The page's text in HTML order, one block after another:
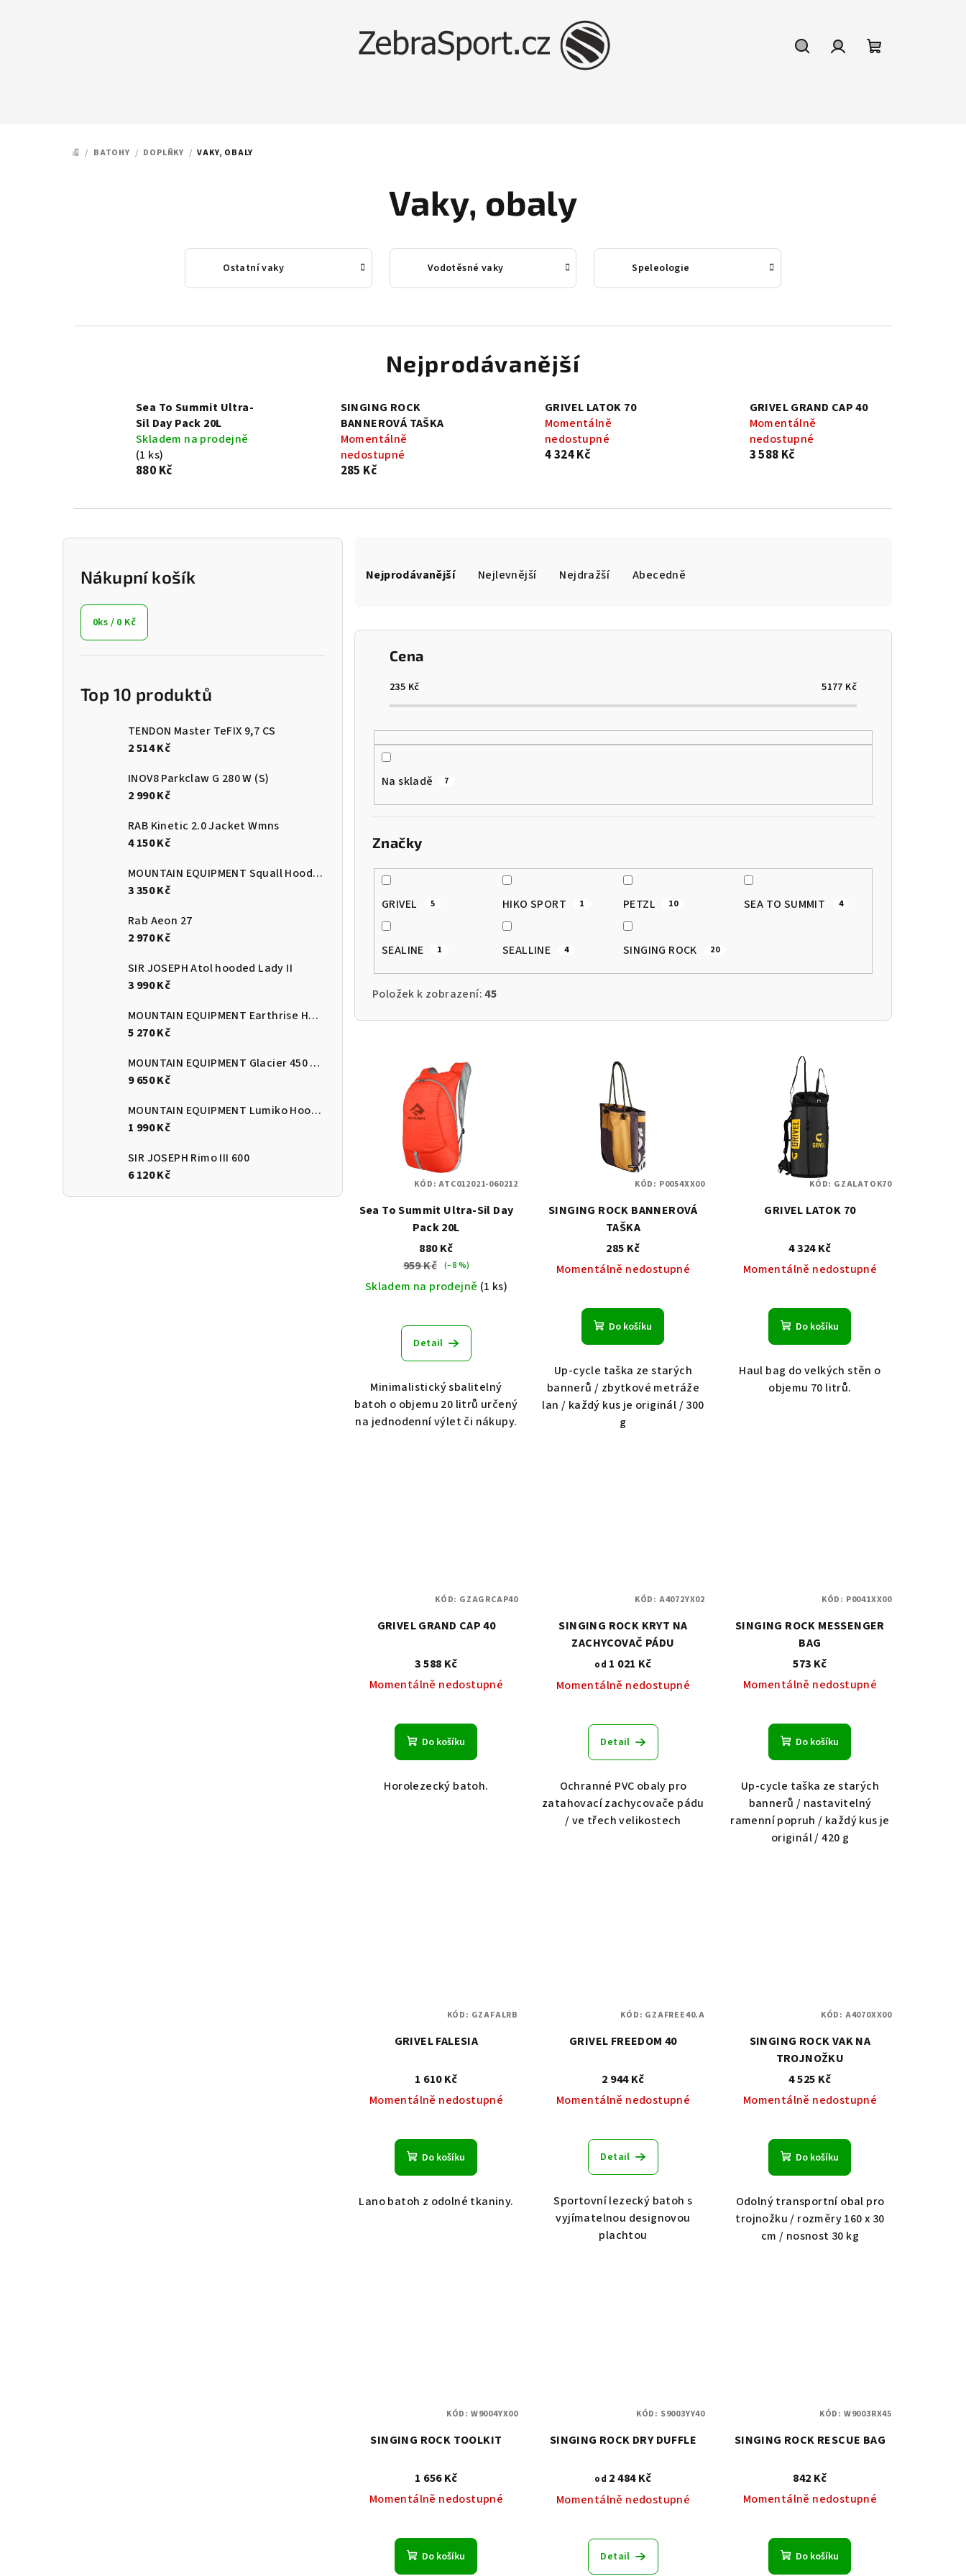
DOMŮ
/ BATOHY / DOPLŇKY / VAKY, OBALY
Vaky, obaly
Ostatní vaky Vodotěsné vaky Speleologie
Nejprodávanější
Sea To Summit Ultra-
Sil Day Pack 20L
Skladem na prodejně
(1 ks)
880 Kč
SINGING ROCK
BANNEROVÁ TAŠKA
Momentálně
nedostupné
285 Kč
GRIVEL LATOK 70
Momentálně
nedostupné
4 324 Kč
GRIVEL GRAND CAP 40
Momentálně
nedostupné
3 588 Kč
Nákupní košík
0ks / 0 Kč
Top 10 produktů
TENDON Master TeFIX 9,7 CS
2 514 Kč
INOV8 Parkclaw G 280 W (S)
2 990 Kč
RAB Kinetic 2.0 Jacket Wmns
4 150 Kč
MOUNTAIN EQUIPMENT Squall Hooded Jacket Men's Cardinal Orange
3 350 Kč
Rab Aeon 27
2 970 Kč
SIR JOSEPH Atol hooded Lady II
3 990 Kč
MOUNTAIN EQUIPMENT Earthrise Hooded Jacket Women's Majolica Blue L
5 270 Kč
MOUNTAIN EQUIPMENT Glacier 450 Regular Obsidian LZ
9 650 Kč
MOUNTAIN EQUIPMENT Lumiko Hooded Jacket Men's Majolica/Cardinal
1 990 Kč
SIR JOSEPH Rimo III 600
6 120 Kč
a
e
Nejprodávanější Nejlevnější Nejdražší Abecedně
Cena
235 Kč 5177 Kč
Na skladě 7
Značky
GRIVEL 5 HIKO SPORT 1 PETZL 10 SEA TO SUMMIT 4
SEALINE 1 SEALLINE 4 SINGING ROCK 20
Položek k zobrazení:45
r
Sea To Summit Ultra-Sil Day
Pack 20L
880 Kč
959 Kč (–8 %)
Skladem na prodejně (1 ks)
Detail
Minimalistický sbalitelný
batoh o objemu 20 litrů určený
na jednodenní výlet či nákupy.
KÓD:ATC012021-060212
SINGING ROCK BANNEROVÁ
TAŠKA
285 Kč
Momentálně nedostupné
Do košíku
Up-cycle taška ze starých
bannerů / zbytkové metráže
lan / každý kus je originál / 300
g
KÓD: P0054XX00
GRIVEL LATOK 70
4 324 Kč
Momentálně nedostupné
Do košíku
Haul bag do velkých stěn o
objemu 70 litrů.
KÓD: GZALATOK70
GRIVEL GRAND CAP 40
3 588 Kč
Momentálně nedostupné
Do košíku
Horolezecký batoh.
KÓD: GZAGRCAP40
SINGING ROCK KRYT NA
ZACHYCOVAČ PÁDU
od 1 021 Kč
Momentálně nedostupné
Detail
Ochranné PVC obaly pro
zatahovací zachycovače pádu
/ ve třech velikostech
KÓD: A4072YX02
SINGING ROCK MESSENGER
BAG
573 Kč
Momentálně nedostupné
Do košíku
Up-cycle taška ze starých
bannerů / nastavitelný
ramenní popruh / každý kus je
originál / 420 g
KÓD: P0041XX00
GRIVEL FALESIA
1 610 Kč
Momentálně nedostupné
Do košíku
Lano batoh z odolné tkaniny.
KÓD: GZAFALRB
GRIVEL FREEDOM 40
2 944 Kč
Momentálně nedostupné
Detail
Sportovní lezecký batoh s
vyjímatelnou designovou
plachtou
KÓD: GZAFREE40.A
SINGING ROCK VAK NA
TROJNOŽKU
4 525 Kč
Momentálně nedostupné
Do košíku
Odolný transportní obal pro
trojnožku / rozměry 160 x 30
cm / nosnost 30 kg
KÓD: A4070XX00
SINGING ROCK TOOLKIT
1 656 Kč
Momentálně nedostupné
Do košíku
KÓD: W9004YX00
SINGING ROCK DRY DUFFLE
od 2 484 Kč
Momentálně nedostupné
Detail
KÓD: S9003YY40
SINGING ROCK RESCUE BAG
842 Kč
Momentálně nedostupné
Do košíku
KÓD: W9003RX45